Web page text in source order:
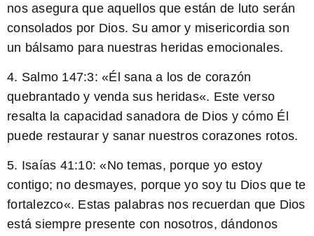
nos asegura que aquellos que están de luto serán
consolados por Dios. Su amor y misericordia son
un bálsamo para nuestras heridas emocionales.
4. Salmo 147:3: «Él sana a los de corazón
quebrantado y venda sus heridas«. Este verso
resalta la capacidad sanadora de Dios y cómo Él
puede restaurar y sanar nuestros corazones rotos.
5. Isaías 41:10: «No temas, porque yo estoy
contigo; no desmayes, porque yo soy tu Dios que te
fortalezco«. Estas palabras nos recuerdan que Dios
está siempre presente con nosotros, dándonos